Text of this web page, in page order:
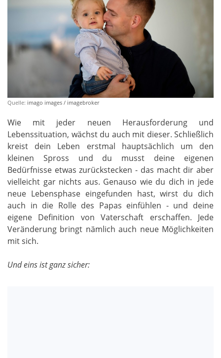
Quelle: imago images / imagebroker
Wie mit jeder neuen Herausforderung und
Lebenssituation, wächst du auch mit dieser. Schließlich
kreist dein Leben erstmal hauptsächlich um den
kleinen Spross und du musst deine eigenen
Bedürfnisse etwas zurückstecken - das macht dir aber
vielleicht gar nichts aus. Genauso wie du dich in jede
neue Lebensphase eingefunden hast, wirst du dich
auch in die Rolle des Papas einfühlen - und deine
eigene Definition von Vaterschaft erschaffen. Jede
Veränderung bringt nämlich auch neue Möglichkeiten
mit sich.
Und eins ist ganz sicher: